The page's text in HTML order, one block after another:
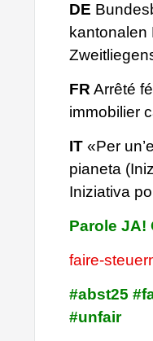
DE
FR Arrêté
immobilier
IT «Per
pianeta
Iniziativa
Parole JA!
faire-
#abst25
#unfair